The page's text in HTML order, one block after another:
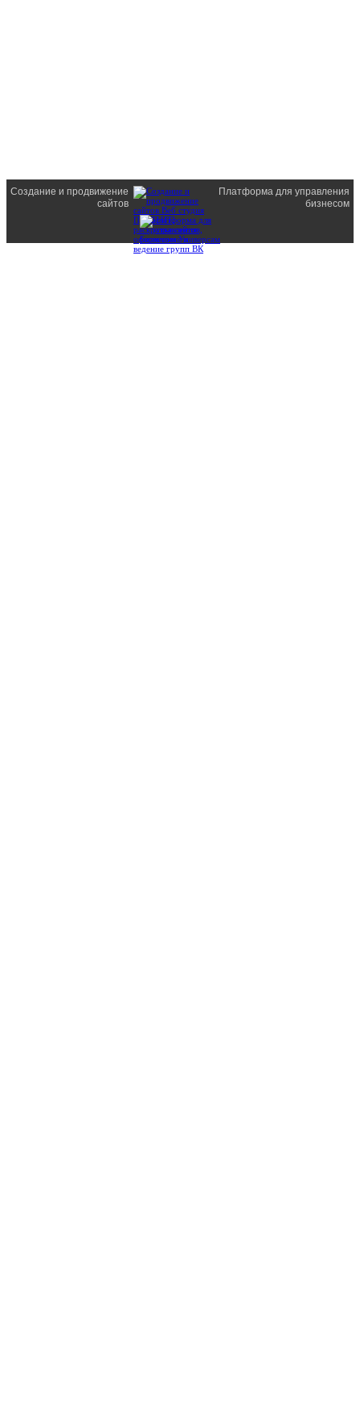
Создание и продвижение
сайтов
Платформа для управления
бизнесом